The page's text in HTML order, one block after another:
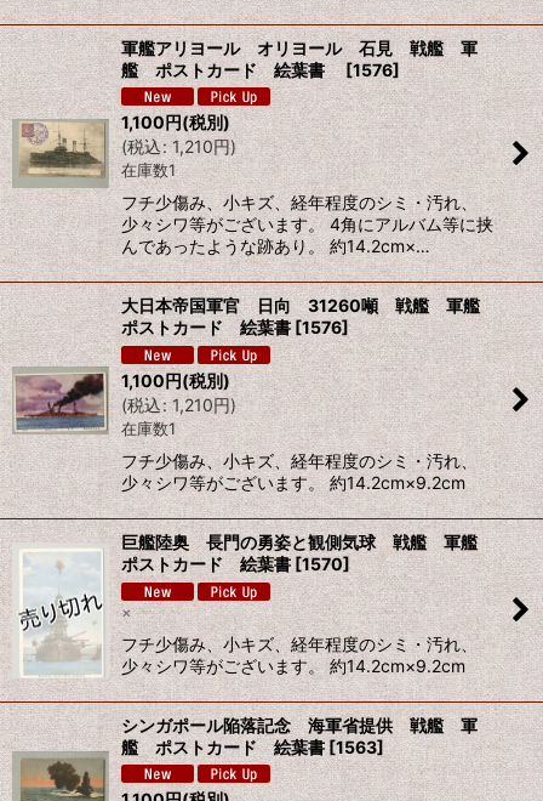
軍艦アリヨール オリヨール 石見 戦艦 軍
艦 ポストカード 絵葉書 [1576]
1,100円(税別)
(税込: 1,210円)
在庫数1
フチ少傷み、小キズ、経年程度のシミ・汚れ、
少々シワ等がございます。 4角にアルバム等に挟
んであったような跡あり。 約14.2cm×…
大日本帝国軍官 日向 31260噸 戦艦 軍艦
ポストカード 絵葉書 [1576]
1,100円(税別)
(税込: 1,210円)
在庫数1
フチ少傷み、小キズ、経年程度のシミ・汚れ、
少々シワ等がございます。 約14.2cm×9.2cm
巨艦陸奥 長門の勇姿と観側気球 戦艦 軍艦
ポストカード 絵葉書 [1570]
×
フチ少傷み、小キズ、経年程度のシミ・汚れ、
少々シワ等がございます。 約14.2cm×9.2cm
シンガポール陥落記念 海軍省提供 戦艦 軍
艦 ポストカード 絵葉書[1563]